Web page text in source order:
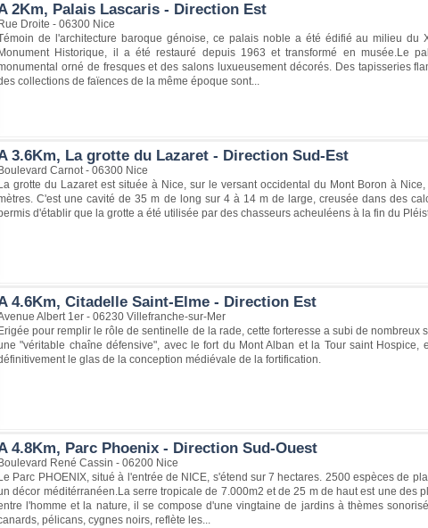
2Km, Palais Lascaris - Direction Est
Rue Droite - 06300 Nice
de l'architecture baroque génoise, ce palais noble a été édifié au milieu du
Monument Historique, il a été restauré depuis 1963 et transformé en musée.Le
orné de fresques et des salons luxueusement décorés. Des tapisseries
collections de faïences de la même époque sont...
3.6Km, La grotte du Lazaret - Direction Sud-Est
Boulevard Carnot - 06300 Nice
La grotte du Lazaret est située à Nice, sur le versant occidental du Mont Boron à
C'est une cavité de 35 m de long sur 4 à 14 m de large, creusée dans des
d'établir que la grotte a été utilisée par des chasseurs acheuléens à la fin du
4.6Km, Citadelle Saint-Elme - Direction Est
Albert 1er - 06230 Villefranche-sur-Mer
Erigée pour remplir le rôle de sentinelle de la rade, cette forteresse a subi de
"véritable chaîne défensive", avec le fort du Mont Alban et la Tour saint
le glas de la conception médiévale de la fortification.
4.8Km, Parc Phoenix - Direction Sud-Ouest
Boulevard René Cassin - 06200 Nice
Le Parc PHOENIX, situé à l'entrée de NICE, s'étend sur 7 hectares. 2500 espèces de
décor méditérranéen.La serre tropicale de 7.000m2 et de 25 m de haut est une des
l'homme et la nature, il se compose d'une vingtaine de jardins à thèmes
pélicans, cygnes noirs, reflète les...